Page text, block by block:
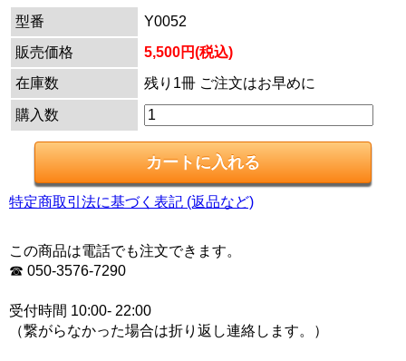
型番
Y0052
販売価格
5,500円(税込)
在庫数
残り1冊 ご注文はお早めに
購入数
特定商取引法に基づく表記 (返品など)
この商品は電話でも注文できます。
☎ 050-3576-7290
受付時間 10:00- 22:00
（繋がらなかった場合は折り返し連絡します。）